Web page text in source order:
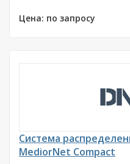
Цена: по запросу
Система
MediorNet Compact